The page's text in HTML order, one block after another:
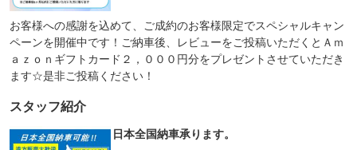
お客様への感謝を込めて、ご成約のお客様限定でスペシャルキャン
ペーンを開催中です！ご納車後、レビューをご投稿いただくとＡｍ
ａｚｏｎギフトカード２，０００円分をプレゼントさせていただき
ます☆是非ご投稿ください！
スタッフ紹介
日本全国納車承ります。